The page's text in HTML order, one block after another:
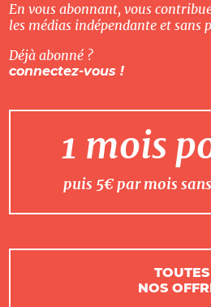
En vous abonnant, vous
les médias indépendante et sans
Déjà abonné ?
connectez-vous !
1 mois
puis 5€ par mois
TOUTES
NOS